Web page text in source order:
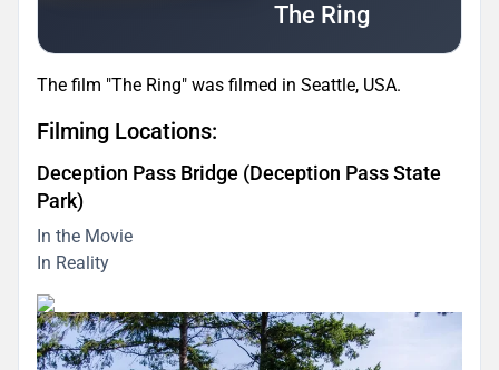
The Ring
The film "The Ring" was filmed in Seattle, USA.
Filming Locations:
Deception Pass Bridge (Deception Pass State
Park)
In the Movie
In Reality